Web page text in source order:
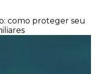
como proteger seu